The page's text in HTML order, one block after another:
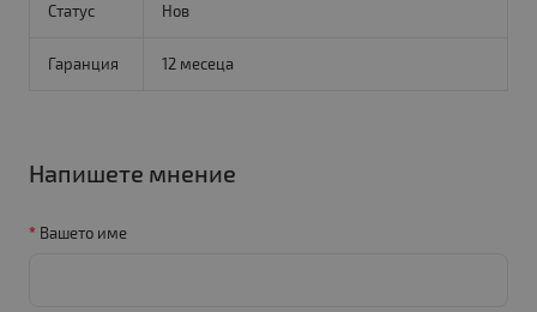
Статус Нов
Гаранция 12 месеца
Напишете мнение
Вашето име